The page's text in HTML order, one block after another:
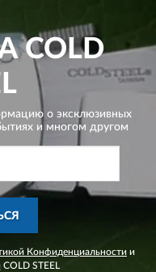
COLD
о эксклюзивных
и многом другом
Конфиденциальности и
COLD STEEL